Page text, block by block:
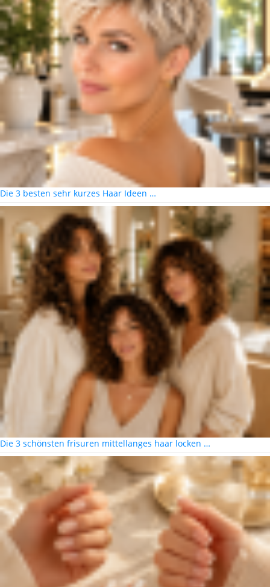
Die 3 besten sehr kurzes Haar Ideen …
Die 3 schönsten frisuren mittellanges haar locken …